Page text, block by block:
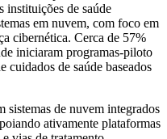
instituições de saúde
em nuvem, com foco em
cibernética. Cerca de 57%
iniciaram programas-piloto
cuidados de saúde baseados
de nuvem integrados
ativamente plataformas